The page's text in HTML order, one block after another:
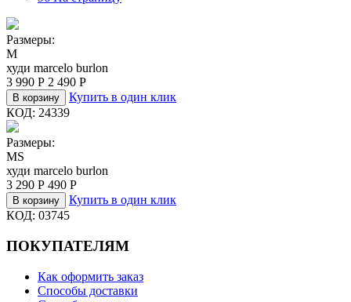
Размеры:
M
худи marcelo burlon
3 990 Р 2 490 Р
В корзину
Купить в один клик
КОД: 24339
Размеры:
MS
худи marcelo burlon
3 290 Р 490 Р
В корзину
Купить в один клик
КОД: 03745
ПОКУПАТЕЛЯМ
Как оформить заказ
Способы доставки